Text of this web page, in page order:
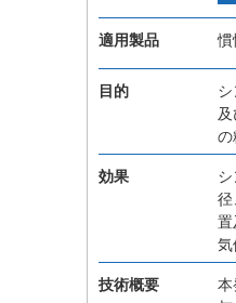
適用製品 慣
目的
の
効果
径
置
気
技術概要
本